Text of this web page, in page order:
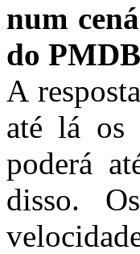
num
do
A
até lá os
poderá
disso.